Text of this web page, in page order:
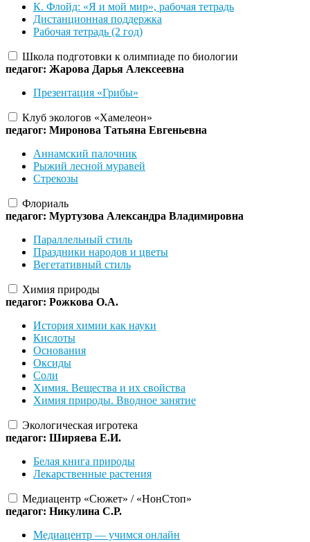
К. Флойд: «Я и мой мир», рабочая тетрадь
Дистанционная поддержка
Рабочая тетрадь (2 год)
Школа подготовки к олимпиаде по биологии
педагог: Жарова Дарья Алексеевна
Презентация «Грибы»
Клуб экологов «Хамелеон»
педагог: Миронова Татьяна Евгеньевна
Аннамский палочник
Рыжий лесной муравей
Стрекозы
Флориаль
педагог: Муртузова Александра Владимировна
Параллельный стиль
Праздники народов и цветы
Вегетативный стиль
Химия природы
педагог: Рожкова О.А.
История химии как науки
Кислоты
Основания
Оксиды
Соли
Химия. Вещества и их свойства
Химия природы. Вводное занятие
Экологическая игротека
педагог: Ширяева Е.И.
Белая книга природы
Лекарственные растения
Медиацентр «Сюжет» / «НонСтоп»
педагог: Никулина С.Р.
Медиацентр — учимся онлайн